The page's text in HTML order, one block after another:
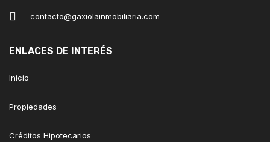
contacto@gaxiolainmobiliaria.com
ENLACES DE INTERÉS
Inicio
Propiedades
Créditos Hipotecarios